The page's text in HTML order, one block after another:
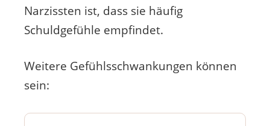
Narzissten ist, dass sie häufig
Schuldgefühle empfindet.
Weitere Gefühlsschwankungen können
sein: